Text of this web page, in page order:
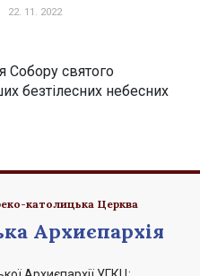
22. 11. 2022
Собору святого
безтілесних небесних
католицька Церква
Архиєпархія